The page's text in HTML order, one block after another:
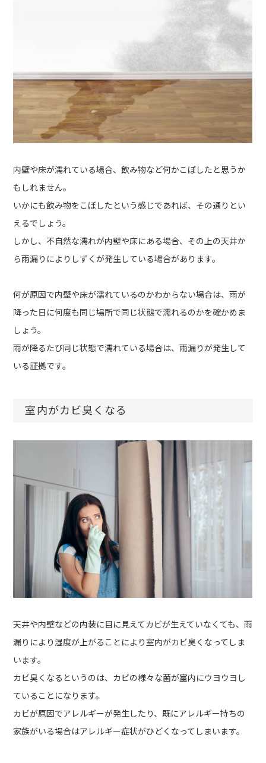
内壁や床が濡れている場合、飲み物など何かこぼしたと思うか
もしれません。
いかにも飲み物をこぼしたという感じであれば、その通りとい
えるでしょう。
しかし、不自然な濡れが内壁や床にある場合、その上の天井か
ら雨漏りによりしずくが発生している場合があります。
何が原因で内壁や床が濡れているのかわからない場合は、雨が
降った日に何度も同じ場所で同じ状態で濡れるのかを確かめま
しょう。
雨が降るたび同じ状態で濡れている場合は、雨漏りが発生して
いる証拠です。
室内がカビ臭くなる
天井や内壁などの内装に目に見えてカビが生えていなくても、雨
漏りにより湿度が上がることにより室内がカビ臭くなってしま
います。
カビ臭くなるというのは、カビの様々な菌が室内にウヨウヨし
ていることになります。
カビが原因でアレルギーが発生したり、既にアレルギー持ちの
家族がいる場合はアレルギー症状がひどくなってしまいます。